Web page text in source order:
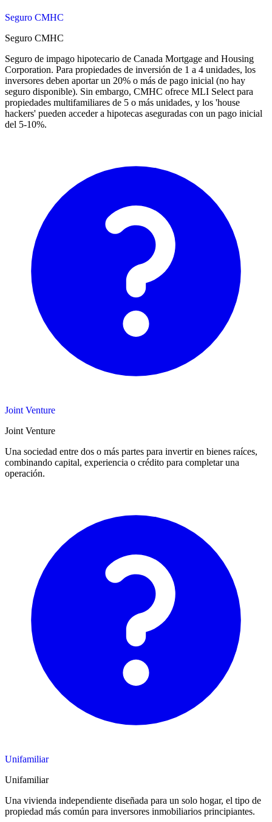
Seguro CMHC
Seguro CMHC
Seguro de impago hipotecario de Canada Mortgage and Housing
Corporation. Para propiedades de inversión de 1 a 4 unidades, los
inversores deben aportar un 20% o más de pago inicial (no hay
seguro disponible). Sin embargo, CMHC ofrece MLI Select para
propiedades multifamiliares de 5 o más unidades, y los 'house
hackers' pueden acceder a hipotecas aseguradas con un pago inicial
del 5-10%.
Joint Venture
Joint Venture
Una sociedad entre dos o más partes para invertir en bienes raíces,
combinando capital, experiencia o crédito para completar una
operación.
Unifamiliar
Unifamiliar
Una vivienda independiente diseñada para un solo hogar, el tipo de
propiedad más común para inversores inmobiliarios principiantes.